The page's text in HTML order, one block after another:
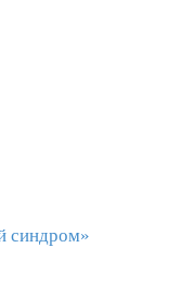
синдром»